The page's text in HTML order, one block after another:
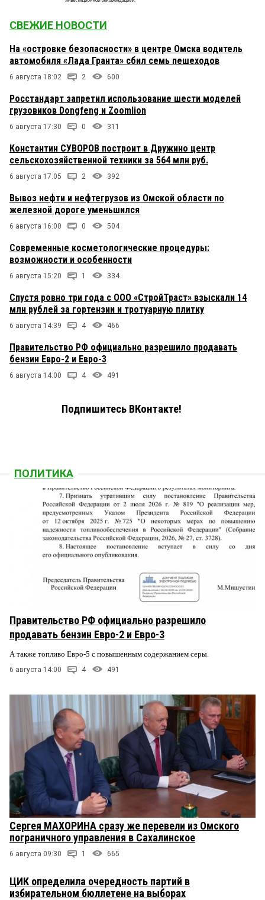
СВЕЖИЕ НОВОСТИ
На «островке безопасности» в центре Омска водитель
автомобиля «Лада Гранта» сбил семь пешеходов
6 августа 18:02 2 600
Росстандарт запретил использование шести моделей
грузовиков Dongfeng и Zoomlion
6 августа 17:30 0 311
Константин СУВОРОВ построит в Дружино центр
сельскохозяйственной техники за 564 млн руб.
6 августа 17:05 2 392
Вывоз нефти и нефтегрузов из Омской области по
железной дороге уменьшился
6 августа 16:00 0 504
Современные косметологические процедуры:
возможности и особенности
6 августа 15:20 1 334
Спустя ровно три года с ООО «СтройТраст» взыскали 14
млн рублей за гортензии и тротуарную плитку
6 августа 14:39 4 466
Правительство РФ официально разрешило продавать
бензин Евро-2 и Евро-3
6 августа 14:00 4 491
Подпишитесь ВКонтакте!
ПОЛИТИКА
Правительство РФ официально разрешило
продавать бензин Евро-2 и Евро-3
А также топливо Евро-5 с повышенным содержанием серы.
6 августа 14:00 4 491
Сергея МАХОРИНА сразу же перевели из Омского
пограничного управления в Сахалинское
6 августа 09:30 1 665
ЦИК определила очередность партий в
избирательном бюллетене на выборах